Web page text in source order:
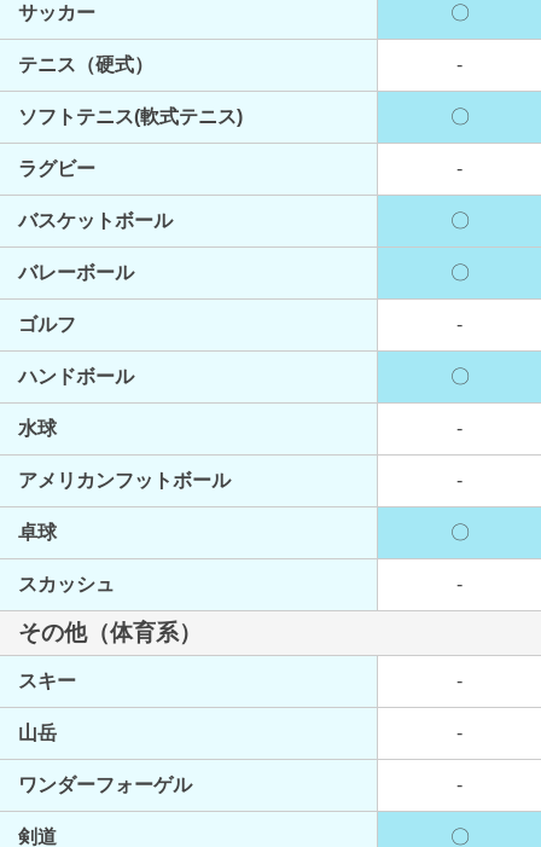
サッカー 〇
テニス（硬式） -
ソフトテニス(軟式テニス) 〇
ラグビー -
バスケットボール 〇
バレーボール 〇
ゴルフ -
ハンドボール 〇
水球 -
アメリカンフットボール -
卓球 〇
スカッシュ -
その他（体育系）
スキー -
山岳 -
ワンダーフォーゲル -
剣道 〇